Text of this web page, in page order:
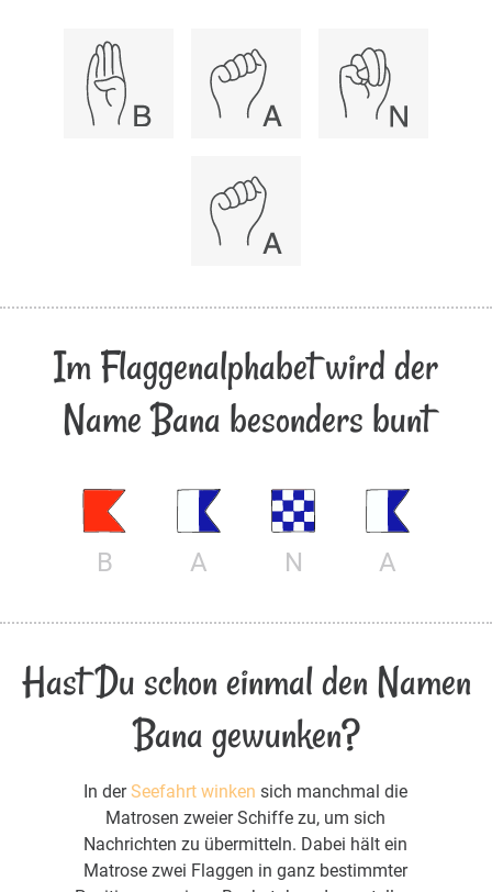
Im Flaggenalphabet wird der
Name Bana besonders bunt
B A N A
Hast Du schon einmal den Namen
Bana gewunken?
In derSeefahrt winken sich manchmal die
Matrosen zweier Schiffe zu, um sich
Nachrichten zu übermitteln. Dabei hält ein
Matrose zwei Flaggen in ganz bestimmter